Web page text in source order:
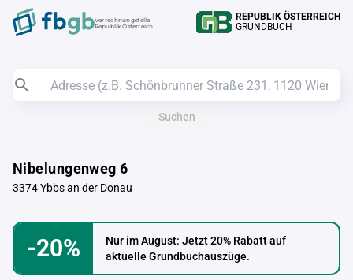
Verrechnungstelle
Republik Österreich
REPUBLIK ÖSTERREICH
GRUNDBUCH
Suchen
Nibelungenweg 6
3374 Ybbs an der Donau
-20%
Nur im August: Jetzt 20% Rabatt auf
aktuelle Grundbuchauszüge.